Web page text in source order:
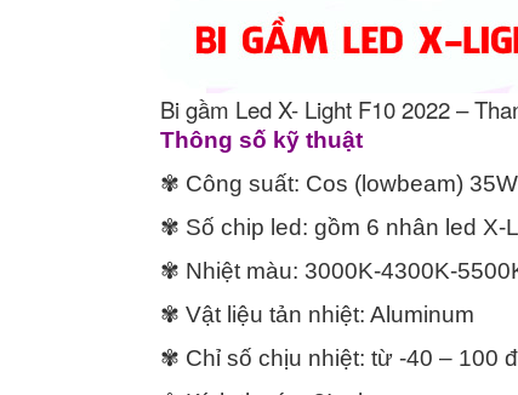
Bi gầm Led X- Light F10 2022 –
Thông số kỹ thuật
✾ Công suất: Cos (lowbeam)
✾ Số chip led: gồm 6 nhân led X-
✾ Nhiệt màu: 3000K-4300K-
✾ Vật liệu tản nhiệt: Aluminum
✾ Chỉ số chịu nhiệt: từ -40 – 100